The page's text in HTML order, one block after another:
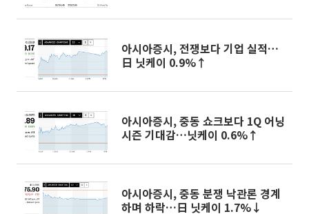
아시아증시, 전쟁보다 기업 실적…
日 닛케이 0.9%↑
아시아증시, 중동 쇼크보다 1Q 어닝
시즌 기대감…닛케이 0.6%↑
아시아증시, 중동 분쟁 낙관론 경계
하며 하락…日 닛케이 1.7%↓